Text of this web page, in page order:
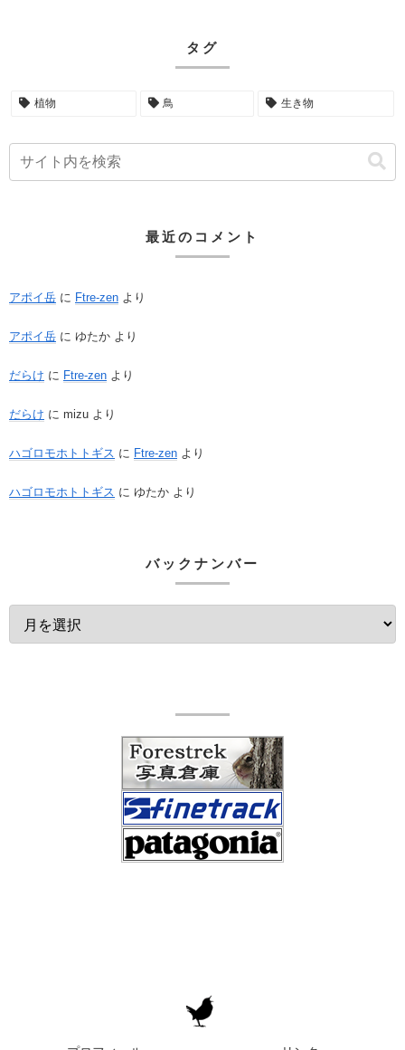
タグ
植物 鳥 生き物
最近のコメント
アポイ岳 に Ftre-zen より
アポイ岳 に ゆたか より
だらけ に Ftre-zen より
だらけ に mizu より
ハゴロモホトトギス に Ftre-zen より
ハゴロモホトトギス に ゆたか より
バックナンバー